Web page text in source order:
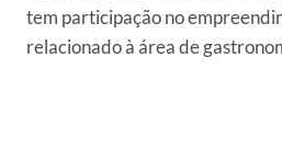
tem participação no
relacionado à área de